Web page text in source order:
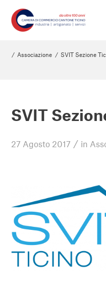
/ Associazione / SVIT Sezione
SVIT
27 Agosto 2017 / in